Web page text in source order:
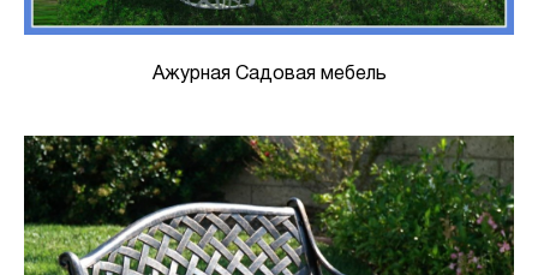
Ажурная Садовая мебель